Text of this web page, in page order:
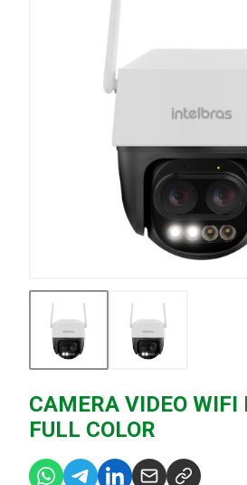
CAMERA VIDEO WIFI
FULL COLOR